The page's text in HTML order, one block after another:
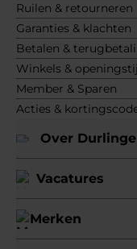
Ruilen & retourneren
Garanties & klachten
Betalen &
Winkels &
Member & Sparen
Acties &
Over
Vacatures
Merken